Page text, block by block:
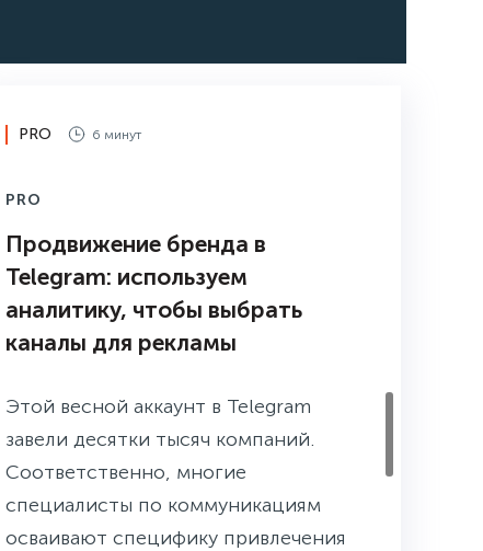
PRO 6 минут
PRO
Продвижение бренда в
Telegram: используем
аналитику, чтобы выбрать
каналы для рекламы
Этой весной аккаунт в Telegram
завели десятки тысяч компаний.
Соответственно, многие
специалисты по коммуникациям
осваивают специфику привлечения